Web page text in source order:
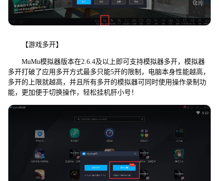
【游戏多开】
MuMu模拟器版本在2.6.4及以上即可支持模拟器多开，模拟器
多开打破了应用多开方式最多只能5开的限制，电脑本身性能越高，
多开的上限就越高，并且所有多开的模拟器可同时使用操作录制功
能，更加便于切换操作，轻松挂机肝小号！